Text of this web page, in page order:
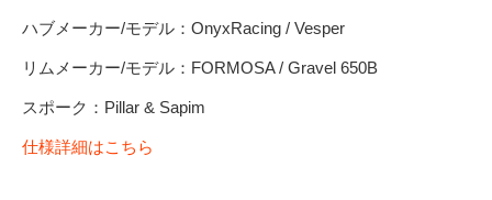
ハブメーカー/モデル：OnyxRacing / Vesper
リムメーカー/モデル：FORMOSA / Gravel 650B
スポーク：Pillar & Sapim
仕様詳細はこちら